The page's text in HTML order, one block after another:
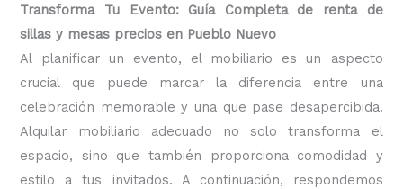
Transforma Tu Evento: Guía Completa de renta de
sillas y mesas precios en Pueblo Nuevo
Al planificar un evento, el mobiliario es un aspecto
crucial que puede marcar la diferencia entre una
celebración memorable y una que pase desapercibida.
Alquilar mobiliario adecuado no solo transforma el
espacio, sino que también proporciona comodidad y
estilo a tus invitados. A continuación, respondemos